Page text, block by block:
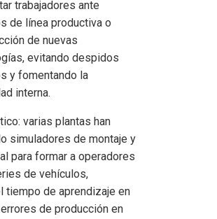
trabajadores ante
de línea productiva o
de nuevas
evitando despidos
y fomentando la
interna.
varias plantas han
simuladores de montaje y
para formar a operadores
de vehículos,
tiempo de aprendizaje en
de producción en